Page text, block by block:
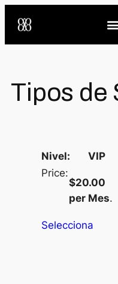
Tipos de
VIP
$20.00
per Mes.
Selecciona